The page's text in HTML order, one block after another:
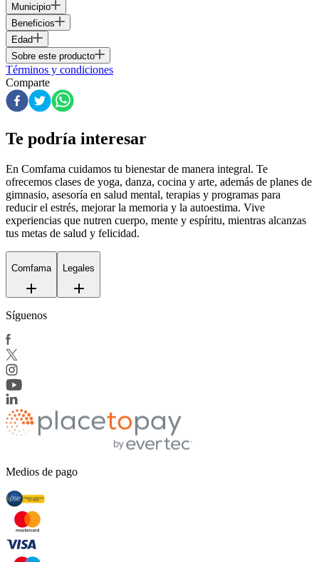
Municipio
Beneficios
Edad
Sobre este producto
Términos y condiciones
Comparte
Te podría interesar
En Comfama cuidamos tu bienestar de manera integral. Te
ofrecemos clases de yoga, danza, cocina y arte, además de planes de
gimnasio, asesoría en salud mental, terapias y programas para
reducir el estrés, mejorar la memoria y la autoestima. Vive
experiencias que nutren cuerpo, mente y espíritu, mientras alcanzas
tus metas de salud y felicidad.
Comfama Legales
Síguenos
Medios de pago